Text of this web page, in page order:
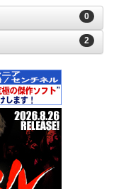
0
2